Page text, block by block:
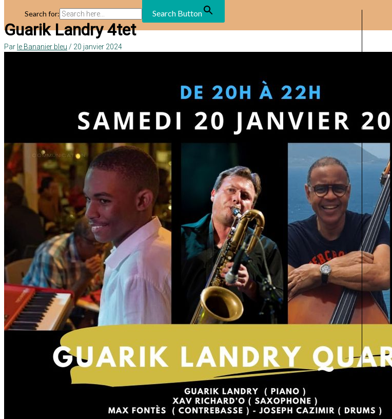
Search for: Search Button
Guarik Landry 4tet
Par le Bananier bleu / 20 janvier 2024